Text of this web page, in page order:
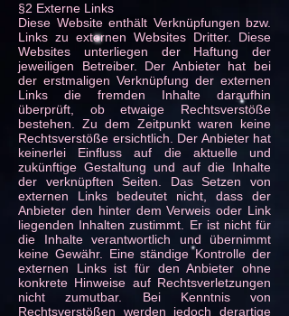
§2 Externe Links
Diese Website enthält Verknüpfungen bzw.
Links zu externen Websites Dritter. Diese
Websites unterliegen der Haftung der
jeweiligen Betreiber. Der Anbieter hat bei
der erstmaligen Verknüpfung der externen
Links die fremden Inhalte daraufhin
überprüft, ob etwaige Rechtsverstöße
bestehen. Zu dem Zeitpunkt waren keine
Rechtsverstöße ersichtlich. Der Anbieter hat
keinerlei Einfluss auf die aktuelle und
zukünftige Gestaltung und auf die Inhalte
der verknüpften Seiten. Das Setzen von
externen Links bedeutet nicht, dass der
Anbieter den hinter dem Verweis oder Link
liegenden Inhalten zustimmt. Er ist nicht für
die Inhalte verantwortlich und übernimmt
keine Gewähr. Eine ständige Kontrolle der
externen Links ist für den Anbieter ohne
konkrete Hinweise auf Rechtsverletzungen
nicht zumutbar. Bei Kenntnis von
Rechtsverstößen werden jedoch derartige